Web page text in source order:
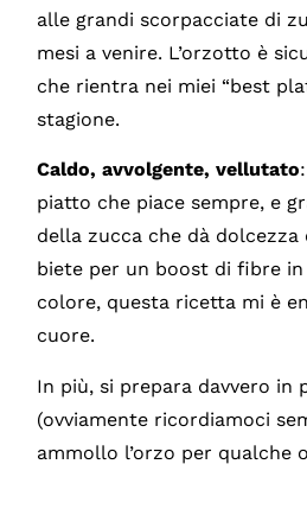
alle grandi scorpacciate di
mesi a venire. L’orzotto è
che rientra nei miei “best
stagione.
Caldo, avvolgente, vellutato
piatto che piace sempre, e
della zucca che dà dolcezza
biete per un boost di fibre
colore, questa ricetta mi è
cuore.
In più, si prepara davvero in
(ovviamente ricordiamoci
ammollo l’orzo per qualche